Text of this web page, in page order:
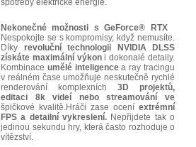
spotřeby elektrické energie.
Nekonečné možnosti s GeForce® RTX
Nespokojte se s kompromisy, když nemusíte.
Díky revoluční technologii NVIDIA DLSS
získáte maximální výkoni dokonalé detaily.
Kombinace umělé inteligencea ray tracingu
v reálném čase umožňuje neskutečně rychlé
renderování komplexních 3D projektů,
editaci 8k videí nebo streamování ve
špičkové kvalitě.Hráči zase ocení extrémní
FPS a detailní vykreslení. Nepřijdete tak o
jedinou sekundu hry, která často rozhoduje o
vítězství.